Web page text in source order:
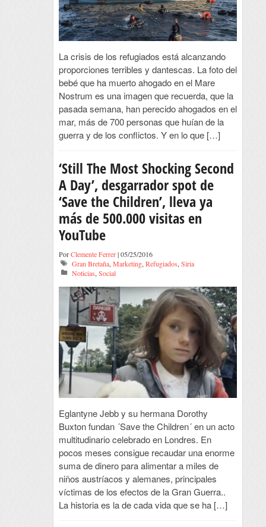
La crisis de los refugiados está alcanzando
proporciones terribles y dantescas. La foto del
bebé que ha muerto ahogado en el Mare
Nostrum es una imagen que recuerda, que la
pasada semana, han perecido ahogados en el
mar, más de 700 personas que huían de la
guerra y de los conflictos. Y en lo que […]
‘Still The Most Shocking Second
A Day’, desgarrador spot de
‘Save the Children’, lleva ya
más de 500.000 visitas en
YouTube
PorClemente Ferrer| 05/25/2016
Gran Bretaña,Marketing,Refugiados,Siria
Noticias,Social
Eglantyne Jebb y su hermana Dorothy
Buxton fundan ´Save the Children´ en un acto
multitudinario celebrado en Londres. En
pocos meses consigue recaudar una enorme
suma de dinero para alimentar a miles de
niños austríacos y alemanes, principales
víctimas de los efectos de la Gran Guerra..
La historia es la de cada vida que se ha […]